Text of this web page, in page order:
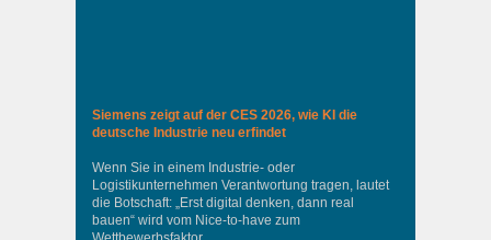
Siemens zeigt auf der CES 2026, wie KI die
deutsche Industrie neu erfindet
Wenn Sie in einem Industrie‑ oder
Logistikunternehmen Verantwortung tragen, lautet
die Botschaft: „Erst digital denken, dann real
bauen“ wird vom Nice‑to‑have zum